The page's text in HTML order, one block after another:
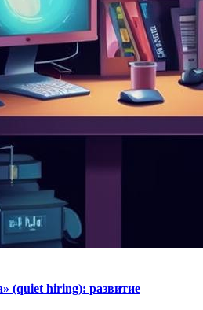
(quiet hiring): развитие